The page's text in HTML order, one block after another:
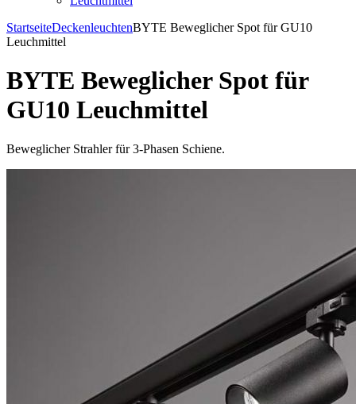
StartseiteDeckenleuchtenBYTE Beweglicher Spot für GU10
Leuchmittel
BYTE Beweglicher Spot für
GU10 Leuchmittel
Beweglicher Strahler für 3-Phasen Schiene.